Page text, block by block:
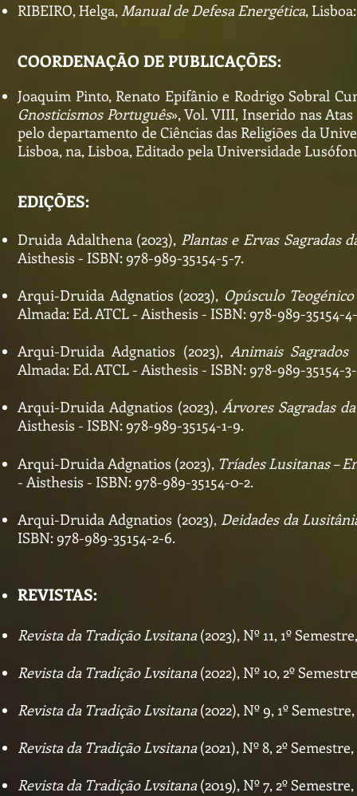
RIBEIRO, Helga,Manual de Defesa Energética,
COORDENAÇÃO DE PUBLICAÇÕES:
Joaquim Pinto, Renato Epifânio e Rodrigo Sobral
Gnosticismos Português», Vol. VIII, Inserido nas
pelo departamento de Ciências das Religiões da
Lisboa, na, Lisboa, Editado pela Universidade
EDIÇÕES:
Druida Adalthena (2023), Plantas e Ervas Sagradas
Aisthesis - ISBN: 978-989-35154-5-7.
Arqui-Druida Adgnatios (2023), Opúsculo
Almada: Ed. ATCL - Aisthesis - ISBN: 978-989-35154-
Arqui-Druida Adgnatios (2023), Animais
Almada: Ed. ATCL - Aisthesis - ISBN: 978-989-35154-
Arqui-Druida Adgnatios (2023), Árvores Sagradas
Aisthesis - ISBN: 978-989-35154-1-9.
Arqui-Druida Adgnatios (2023), Tríades Lusitanas –
- Aisthesis - ISBN: 978-989-35154-0-2.
Arqui-Druida Adgnatios (2023), Deidades da
ISBN: 978-989-35154-2-6.
REVISTAS:
Revista da Tradição Lvsitana(2023), Nº 11, 1º
Revista da Tradição Lvsitana(2022), Nº 10, 2º
Revista da Tradição Lvsitana(2022), Nº 9, 1º Semestre,
Revista da Tradição Lvsitana(2021), Nº 8, 2º Semestre,
Revista da Tradição Lvsitana(2019), Nº 7, 2º Semestre,